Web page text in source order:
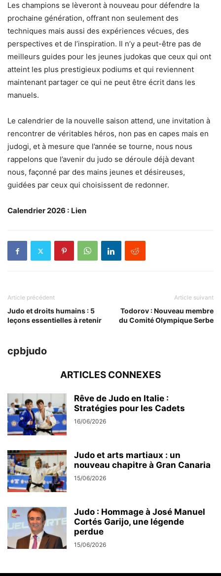
Les champions se lèveront à nouveau pour défendre la
prochaine génération, offrant non seulement des
techniques mais aussi des expériences vécues, des
perspectives et de l’inspiration. Il n’y a peut-être pas de
meilleurs guides pour les jeunes judokas que ceux qui ont
atteint les plus prestigieux podiums et qui reviennent
maintenant partager ce qui ne peut être écrit dans les
manuels.
Le calendrier de la nouvelle saison attend, une invitation à
rencontrer de véritables héros, non pas en capes mais en
judogi, et à mesure que l’année se tourne, nous nous
rappelons que l’avenir du judo se déroule déjà devant
nous, façonné par des mains jeunes et désireuses,
guidées par ceux qui choisissent de redonner.
Calendrier 2026 : Lien
Article précédent
Judo et droits humains : 5
leçons essentielles à retenir
Article suivant
Todorov : Nouveau membre
du Comité Olympique Serbe
cpbjudo
ARTICLES CONNEXES
Rêve de Judo en Italie :
Stratégies pour les Cadets
16/06/2026
Judo et arts martiaux : un
nouveau chapitre à Gran Canaria
15/06/2026
Judo : Hommage à José Manuel
Cortés Garijo, une légende
perdue
15/06/2026